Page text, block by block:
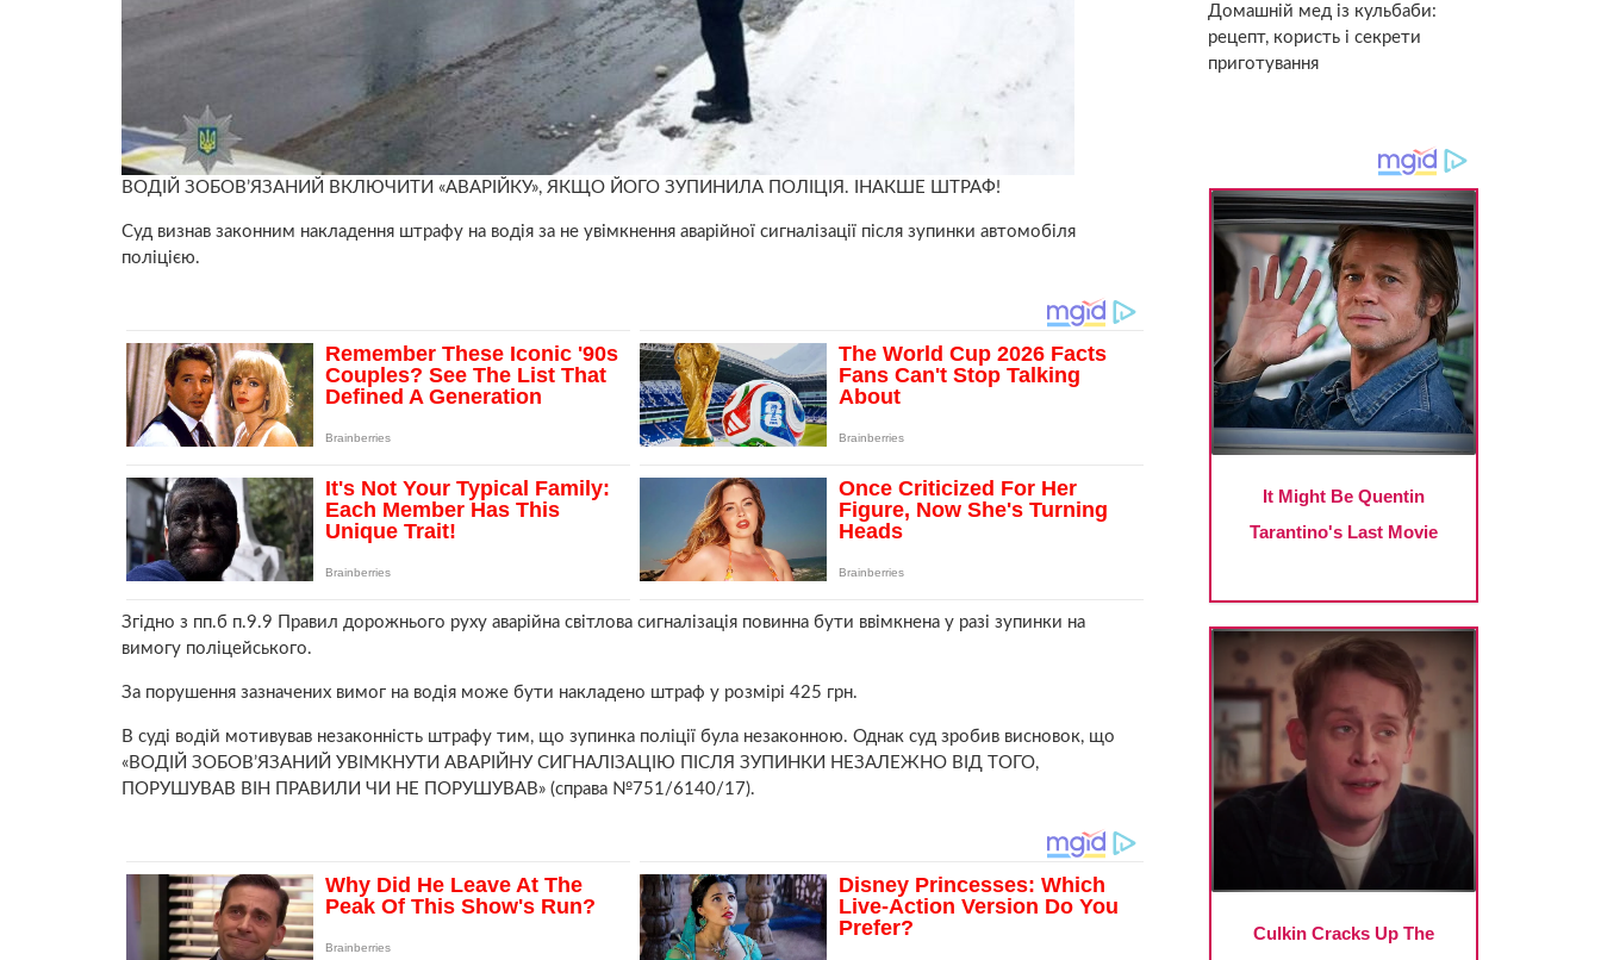
ВОДІЙ ЗОБОВ’ЯЗАНИЙ ВКЛЮЧИТИ «АВАРІЙКУ», ЯКЩО ЙОГО ЗУПИНИЛА ПОЛІЦІЯ. ІНАКШЕ ШТРАФ!
Суд визнав законним накладення штрафу на водія за не увімкнення аварійної сигналізації після зупинки автомобіля
поліцією.
Згідно з пп.б п.9.9 Правил дорожнього руху аварійна світлова сигналізація повинна бути ввімкнена у разі зупинки на
вимогу поліцейського.
За порушення зазначених вимог на водія може бути накладено штраф у розмірі 425 грн.
В суді водій мотивував незаконність штрафу тим, що зупинка поліції була незаконною. Однак суд зробив висновок, що
«ВОДІЙ ЗОБОВ’ЯЗАНИЙ УВІМКНУТИ АВАРІЙНУ СИГНАЛІЗАЦІЮ ПІСЛЯ ЗУПИНКИ НЕЗАЛЕЖНО ВІД ТОГО,
ПОРУШУВАВ ВІН ПРАВИЛИ ЧИ НЕ ПОРУШУВАВ» (справа №751/6140/17).
Домашній мед із кульбаби:
рецепт, користь і секрети
приготування